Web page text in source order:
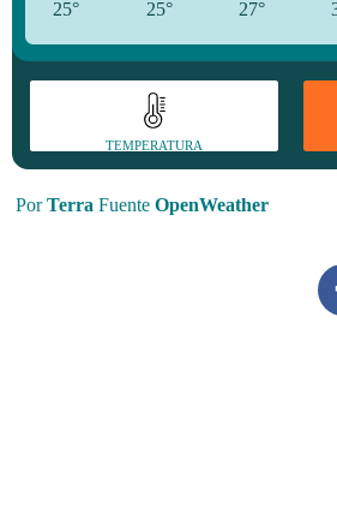
25° 25° 27°
TEMPERATURA
PorTerra Fuente OpenWeather